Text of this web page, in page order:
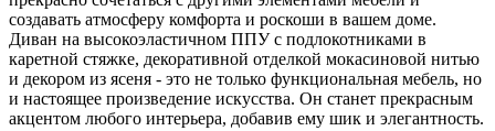
создавать атмосферу комфорта и роскоши в вашем доме.
Диван на высокоэластичном ППУ с подлокотниками в
каретной стяжке, декоративной отделкой мокасиновой нитью
и декором из ясеня - это не только функциональная мебель, но
и настоящее произведение искусства. Он станет прекрасным
акцентом любого интерьера, добавив ему шик и элегантность.